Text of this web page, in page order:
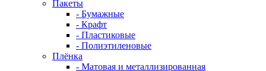
Пакеты
- Бумажные
- Крафт
- Пластиковые
- Полиэтиленовые
Плёнка
- Матовая и металлизированная